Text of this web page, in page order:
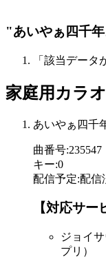
"あいやぁ四千
「該当データ
家庭用カラ
あいやぁ四千
曲番号:235547
キー:0
配信予定:配信
【対応サー
ジョイ
プリ）